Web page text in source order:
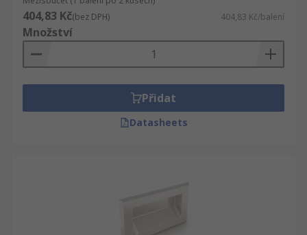
404,83 Kč(bez DPH) 404,83 Kč/balení
Množství
Přidat
Datasheets